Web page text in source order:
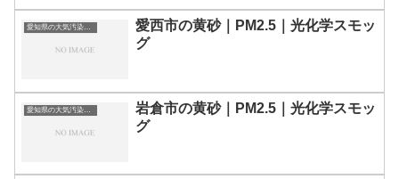
愛知県の大気汚染・PM2.5・黄砂・エアロゾルの数値
愛西市の黄砂｜PM2.5｜光化学スモッ
グ
愛知県の大気汚染・PM2.5・黄砂・エアロゾルの数値
岩倉市の黄砂｜PM2.5｜光化学スモッ
グ